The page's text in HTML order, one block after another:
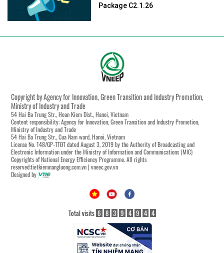
Package C2.1.26
Copyright by Agency for Innovation, Green Transition and Industry Promotion,
Ministry of Industry and Trade
54 Hai Ba Trung Str., Hoan Kiem Dist., Hanoi, Vietnam
Content responsibility: Agency for Innovation, Green Transition and Industry Promotion,
Ministry of Industry and Trade
54 Hai Ba Trung Str., Cua Nam ward, Hanoi, Vietnam
License No. 148/GP-TTĐT dated August 3, 2019 by the Authority of Broadcasting and
Electronic Information under the Ministry of Information and Communications (MIC)
Copyrights of National Energy Efficiency Programme. All rights
reserved:tietkiemnangluong.com.vn | vneec.gov.vn
Designed by
Total visits 6 8 3 9 4 9 4 4